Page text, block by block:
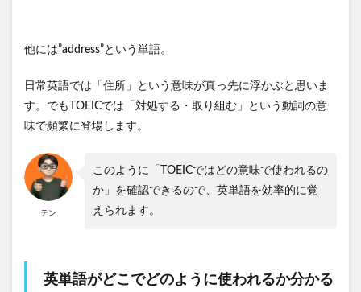
他には”address”という単語。
日常英語では「住所」という意味が真っ先に浮かぶと思いま
す。でもTOEICでは「対処する・取り組む」という動詞の意
味で頻繁に登場します。
テン
このように「TOEICではどの意味で使われるの
か」を確認できるので、英単語を効率的に覚
えられます。
英単語がどこでどのように使われるか分かる